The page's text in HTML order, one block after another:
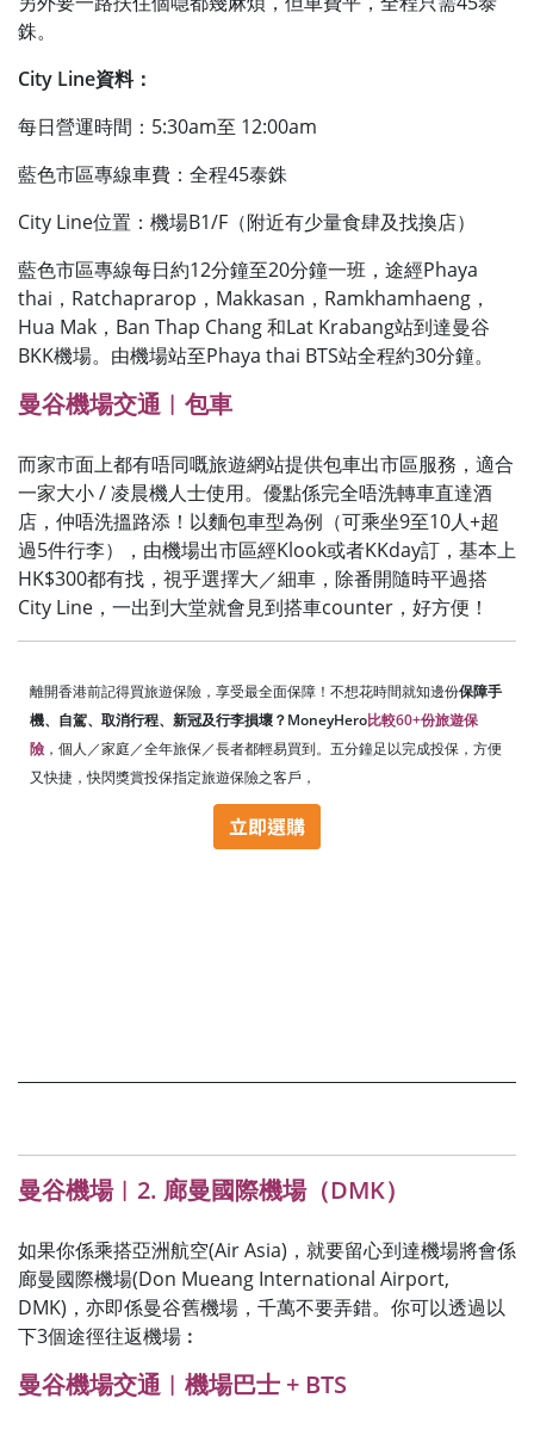
銖。
City Line資料：
每日營運時間：5:30am至 12:00am
藍色市區專線車費：全程45泰銖
City Line位置：機場B1/F（附近有少量食肆及找換店）
藍色市區專線每日約12分鐘至20分鐘一班，途經Phaya
thai，Ratchaprarop，Makkasan，Ramkhamhaeng，
Hua Mak，Ban Thap Chang 和Lat Krabang站到達曼谷
BKK機場。由機場站至Phaya thai BTS站全程約30分鐘。
曼谷機場交通︱包車
而家市面上都有唔同嘅旅遊網站提供包車出市區服務，適合
一家大小 / 凌晨機人士使用。優點係完全唔洗轉車直達酒
店，仲唔洗搵路添！以麵包車型為例（可乘坐9至10人+超
過5件行李），由機場出市區經Klook或者KKday訂，基本上
HK$300都有找，視乎選擇大／細車，除番開隨時平過搭
City Line，一出到大堂就會見到搭車counter，好方便！
離開香港前記得買旅遊保險，享受最全面保障！不想花時間就知邊份保障手
機、自駕、取消行程、新冠及行李損壞？MoneyHero比較60+份旅遊保
險 ，個人／家庭／全年旅保／長者都輕易買到。五分鐘足以完成投保，方便
又快捷，快閃獎賞投保指定旅遊保險之客戶，
曼谷機場︱2. 廊曼國際機場（DMK）
如果你係乘搭亞洲航空(Air Asia)，就要留心到達機場將會係
廊曼國際機場(Don Mueang International Airport,
DMK)，亦即係曼谷舊機場，千萬不要弄錯。你可以透過以
下3個途徑往返機場︰
曼谷機場交通︱機場巴士 + BTS